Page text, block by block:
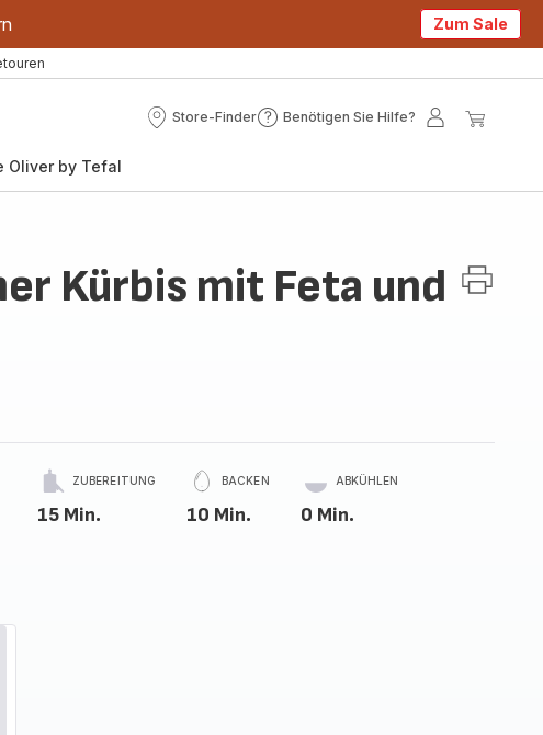
Zum Sale
Store-Finder
Store-
Benötigen Sie Hilfe?
Benötigen
Mein
Oliver by Tefal
Kürbis mit Feta und
ZUBEREITUNG
15 Min.
BACKEN
10 Min.
ABKÜHLEN
0 Min.